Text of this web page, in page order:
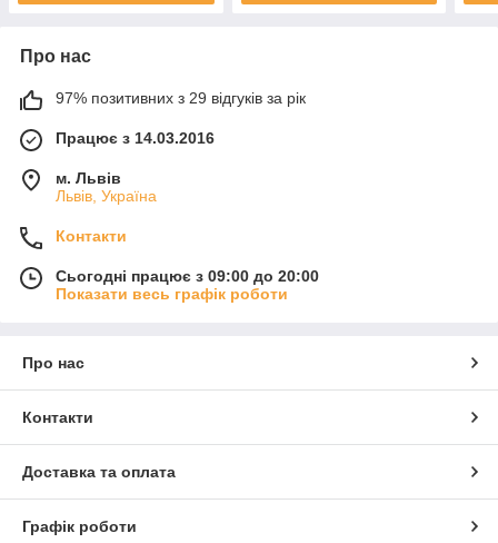
Про нас
97% позитивних з 29 відгуків за рік
Працює з 14.03.2016
м. Львів
Львів, Україна
Контакти
Сьогодні працює з 09:00 до 20:00
Показати весь графік роботи
Про нас
Контакти
Доставка та оплата
Графік роботи